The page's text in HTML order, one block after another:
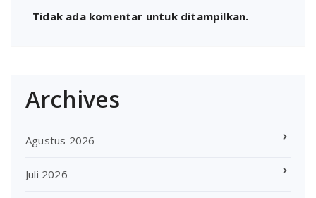
Tidak ada komentar untuk ditampilkan.
Archives
Agustus 2026
Juli 2026